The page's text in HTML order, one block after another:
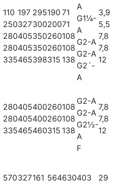
110
250
280
280
335
197
327
405
405
465
295
300
350
350
398
190
200
260
260
315
71
71
108
108
138
A
G1¼-
A
G2-A
G2-A
G2´-
A
3,9
5,5
7,8
7,8
12
280
280
335
405
405
465
400
400
460
260
260
315
108
108
138
G2-A
G2-A
G2½-
A
7,8
7,8
12
F
570327161 564630403
29